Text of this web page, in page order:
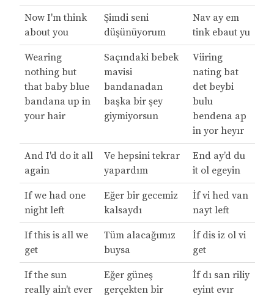
Now I'm think
about you
Şimdi seni
düşünüyorum
Nav ay em
tink ebaut yu
Wearing
nothing but
that baby blue
bandana up in
your hair
Saçındaki bebek
mavisi
bandanadan
başka bir şey
giymiyorsun
Viiring
nating bat
det beybi
bulu
bendena ap
in yor heyır
And I'd do it all
again
Ve hepsini tekrar
yapardım
End ay’d du
it ol egeyin
If we had one
night left
Eğer bir gecemiz
kalsaydı
İf vi hed van
nayt left
If this is all we
get
Tüm alacağımız
buysa
İf dis iz ol vi
get
If the sun
really ain't ever
Eğer güneş
gerçekten bir
İf dı san riliy
eyint evır